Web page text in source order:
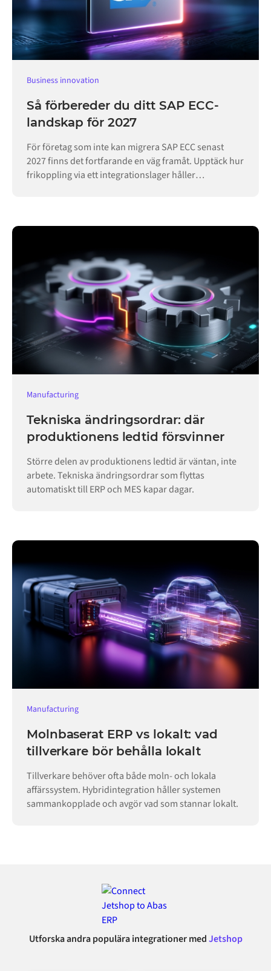
Business innovation
Så förbereder du ditt SAP ECC-
landskap för 2027
För företag som inte kan migrera SAP ECC senast
2027 finns det fortfarande en väg framåt. Upptäck hur
frikoppling via ett integrationslager håller
Manufacturing
Tekniska ändringsordrar: där
produktionens ledtid försvinner
Större delen av produktionens ledtid är väntan, inte
arbete. Tekniska ändringsordrar som flyttas
automatiskt till ERP och MES kapar dagar.
Manufacturing
Molnbaserat ERP vs lokalt: vad
tillverkare bör behålla lokalt
Tillverkare behöver ofta både moln- och lokala
affärssystem. Hybridintegration håller systemen
sammankopplade och avgör vad som stannar lokalt.
Utforska andra populära integrationer medJetshop